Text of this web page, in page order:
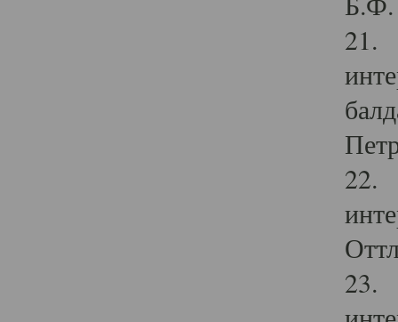
21.
22.
23.